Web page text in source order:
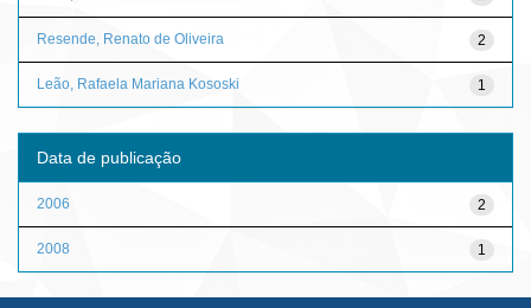
2
Resende, Renato de Oliveira
1
Leão, Rafaela Mariana Kososki
Data de publicação
2
2006
1
2008